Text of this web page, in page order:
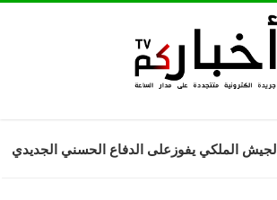
الجيش الملكي يفوزعلى الدفاع الحسني الجديدي